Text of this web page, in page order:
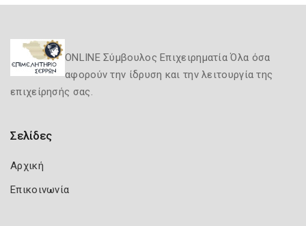
ONLINE Σύμβουλος Επιχειρηματία Όλα όσα
αφορούν την ίδρυση και την λειτουργία της
επιχείρησής σας.
Σελίδες
Αρχική
Επικοινωνία